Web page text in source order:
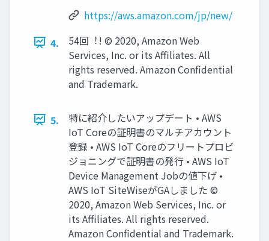
https://aws.amazon.com/jp/new/
4.
54回︕! © 2020, Amazon Web
Services, Inc. or its Affiliates. All
rights reserved. Amazon Confidential
and Trademark.
5.
特に紹介したいアップデート • AWS
IoT Coreの証明書のマルチアカウント
登録 • AWS IoT Coreのフリートプロビ
ジョニングで証明書の発⾏ • AWS IoT
Device Management Jobの値下げ •
AWS IoT SiteWiseがGAしました ©
2020, Amazon Web Services, Inc. or
its Affiliates. All rights reserved.
Amazon Confidential and Trademark.